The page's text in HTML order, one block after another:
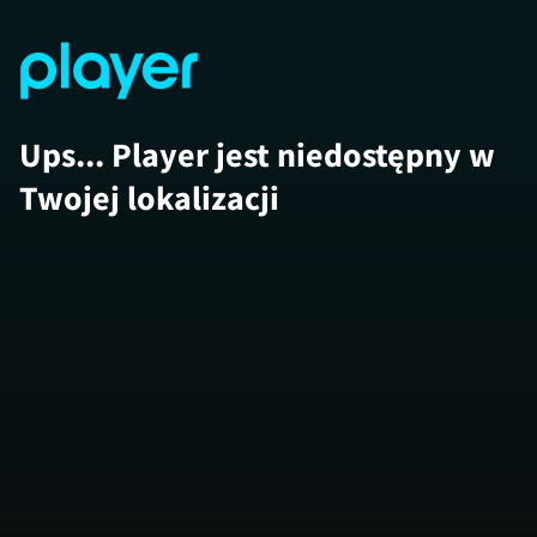
Ups... Player jest niedostępny w
Twojej lokalizacji